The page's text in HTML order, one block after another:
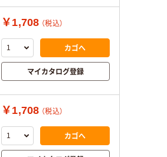
￥1,708 （税込）
カゴへ
マイカタログ登録
￥1,708 （税込）
カゴへ